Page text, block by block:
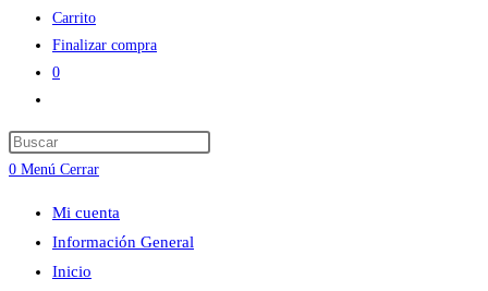
Carrito
Finalizar compra
0
de
la
web
0 Menú Cerrar
Mi cuenta
Información General
Inicio